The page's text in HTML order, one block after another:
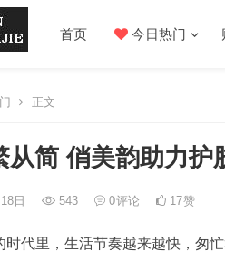
首页 今日热门
正文
从简 俏美韵助力护
日 543 0评论 17赞
时代里，生活节奏越来越快，匆